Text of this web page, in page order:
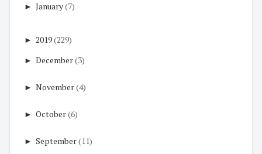
► January(7)
► 2019(229)
► December(3)
► November(4)
► October(6)
► September(11)